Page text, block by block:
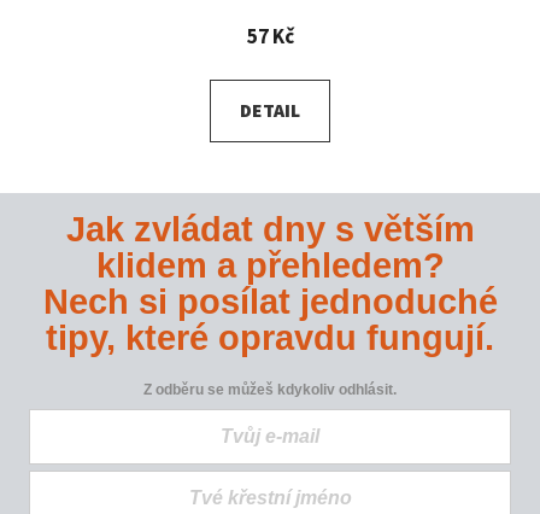
57 Kč
DETAIL
Jak zvládat dny s větším
klidem a přehledem?
Nech si posílat jednoduché
tipy, které opravdu fungují.
Z odběru se můžeš kdykoliv odhlásit.